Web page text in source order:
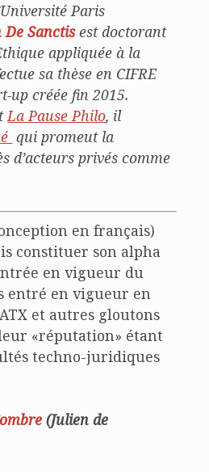
Paris
De Sanctisest doctorant
appliquée à la
sa thèse en CIFRE
up créée fin 2015.
La Pause Philo, il
qui promeut la
d’acteurs privés comme
en français)
constituer son alpha
en vigueur du
entré en vigueur en
et autres gloutons
«réputation» étant
techno-juridiques
(Julien de